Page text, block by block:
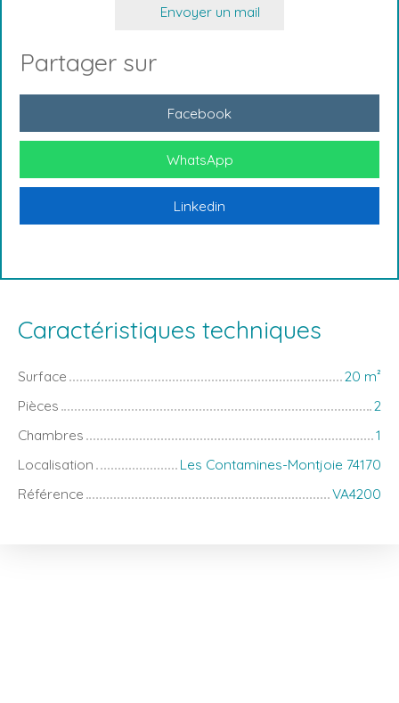
Envoyer un mail
Partager sur
Facebook
WhatsApp
Linkedin
Caractéristiques techniques
Surface 20 m²
Pièces
2
Chambres
1
Localisation
Les Contamines-Montjoie 74170
Référence
VA4200